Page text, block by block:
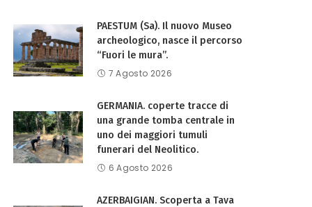
PAESTUM (Sa). Il nuovo Museo
archeologico, nasce il percorso
“Fuori le mura”.
7 Agosto 2026
GERMANIA. coperte tracce di
una grande tomba centrale in
uno dei maggiori tumuli
funerari del Neolitico.
6 Agosto 2026
AZERBAIGIAN. Scoperta a Tava